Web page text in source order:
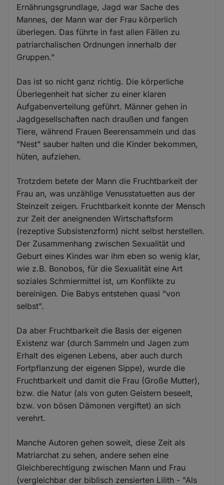
Ernährungsgrundlage, Jagd war Sache des
Mannes, der Mann war der Frau körperlich
überlegen. Das führte in fast allen Fällen zu
patriarchalischen Ordnungen innerhalb der
Gruppen."
Das ist so nicht ganz richtig. Die körperliche
Überlegenheit hat sicher zu einer klaren
Aufgabenverteilung geführt. Männer gehen in
Jagdgesellschaften nach draußen und fangen
Tiere, während Frauen Beerensammeln und das
"Nest" sauber halten und die Kinder bekommen,
hüten, aufziehen.
Trotzdem betete der Mann die Fruchtbarkeit der
Frau an, was unzählige Venusstatuetten aus der
Steinzeit zeigen. Fruchtbarkeit konnte der Mensch
zur Zeit der aneignenden Wirtschaftsform
(rezeptive Subsistenzform) nicht selbst herstellen.
Der Zusammenhang zwischen Sexualität und
Geburt eines Kindes war ihm eben so wenig klar,
wie z.B. Bonobos, für die Sexualität eine Art
soziales Schmiermittel ist, um Konflikte zu
bereinigen. Die Babys entstehen quasi "von
selbst".
Da aber Fruchtbarkeit die Basis der eigenen
Existenz war (durch Sammeln und Jagen zum
Erhalt des eigenen Lebens, aber auch durch
Fortpflanzung der eigenen Sippe), wurde die
Fruchtbarkeit und damit die Frau (Große Mutter),
bzw. die Natur (als von guten Geistern beseelt,
bzw. von bösen Dämonen vergiftet) an sich
verehrt.
Manche Autoren gehen soweit, diese Zeit als
Matriarchat zu sehen, andere sehen eine
Gleichberechtigung zwischen Mann und Frau
(vergleichbar der biblisch zensierten Lilith - "Als